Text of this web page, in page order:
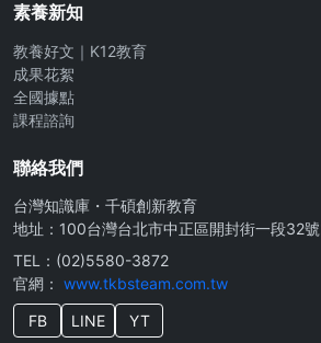
素養新知
教養好文｜K12教育
成果花絮
全國據點
課程諮詢
聯絡我們
台灣知識庫・千碩創新教育
地址：100台灣台北市中正區開封街一段32
TEL：(02)5580-3872
官網： www.tkbsteam.com.tw
FB
LINE YT